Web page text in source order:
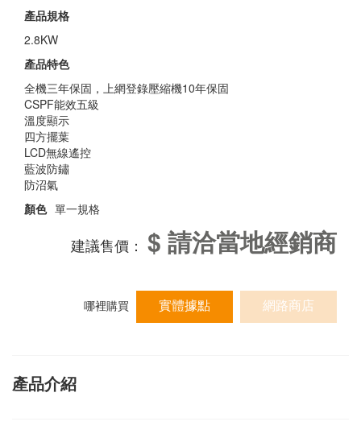
產品規格
2.8KW
產品特色
全機三年保固，上網登錄壓縮機10年保固
CSPF能效五級
溫度顯示
四方擺葉
LCD無線遙控
藍波防鏽
防沼氣
顏色 單一規格
建議售價： $ 請洽當地經銷商
哪裡購買 實體據點 網路商店
產品介紹